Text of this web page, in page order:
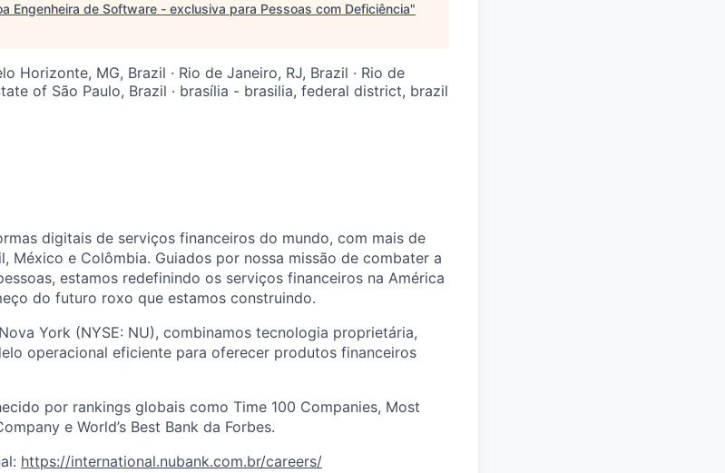
Engenheira de Software - exclusiva para Pessoas com Deficiência"
Horizonte, MG, Brazil · Rio de Janeiro, RJ, Brazil · Rio de
of São Paulo, Brazil · brasília - brasilia, federal district, brazil
digitais de serviços financeiros do mundo, com mais de
México e Colômbia. Guiados por nossa missão de combater a
estamos redefinindo os serviços financeiros na América
do futuro roxo que estamos construindo.
York (NYSE: NU), combinamos tecnologia proprietária,
operacional eficiente para oferecer produtos financeiros
por rankings globais como Time 100 Companies, Most
e World’s Best Bank da Forbes.
https://international.nubank.com.br/careers/